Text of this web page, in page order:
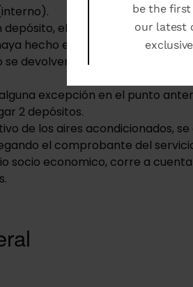
el cual se devolverá 30
hecho el inventario,
se devolverá antes el depósito.
excepción en el punto
2 depósitos.
de los aires acondicionados,
el comprobante del
socio economico, corre a
be the
our latest